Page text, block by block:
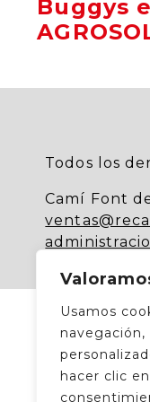
Usamos
hacer clic
Buggys
Todos los
Camí Font